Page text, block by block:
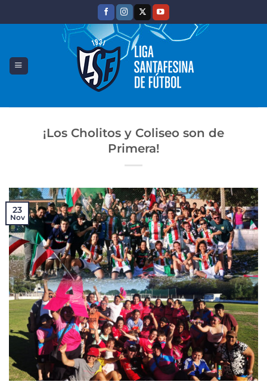
¡Los Cholitos y Coliseo son de
Primera!
23
Nov